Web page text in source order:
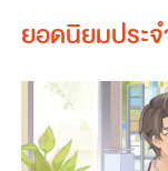
ยอดนิยมประ